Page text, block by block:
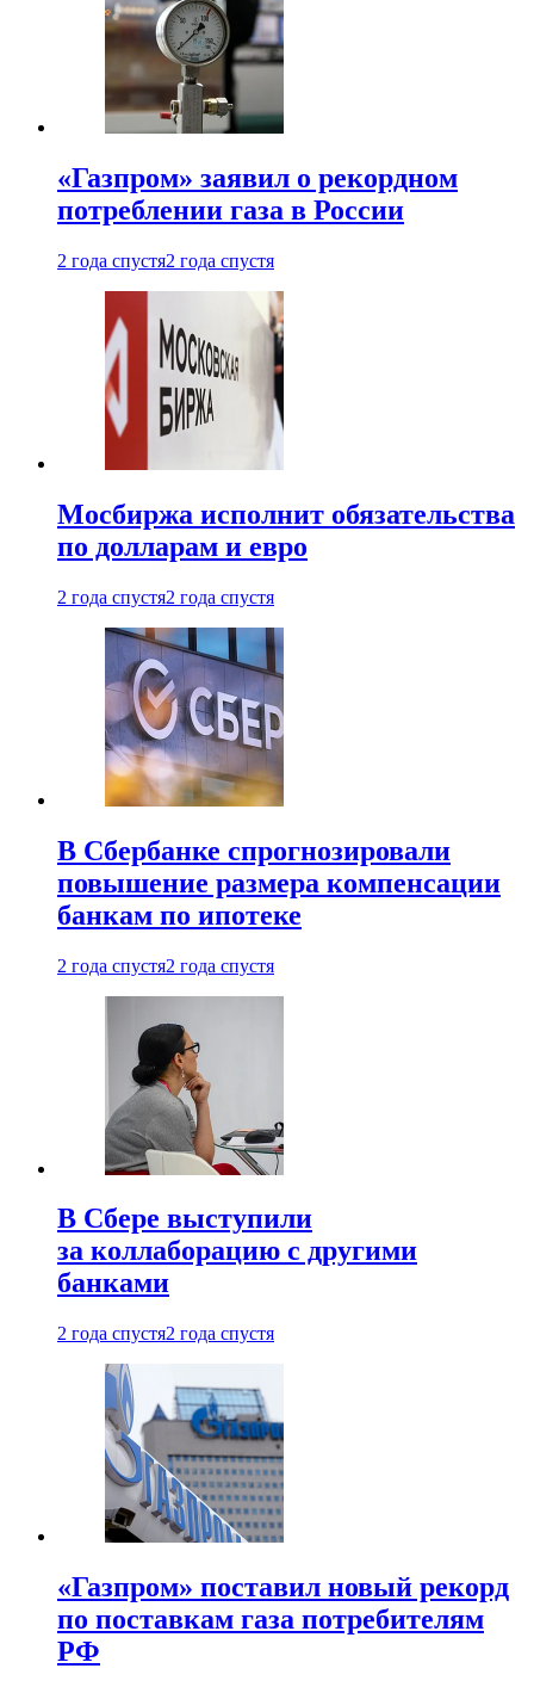
«Газпром» заявил о рекордном
потреблении газа в России
2 года спустя2 года спустя
Мосбиржа исполнит обязательства
по долларам и евро
2 года спустя2 года спустя
В Сбербанке спрогнозировали
повышение размера компенсации
банкам по ипотеке
2 года спустя2 года спустя
В Сбере выступили
за коллаборацию с другими
банками
2 года спустя2 года спустя
«Газпром» поставил новый рекорд
по поставкам газа потребителям
РФ